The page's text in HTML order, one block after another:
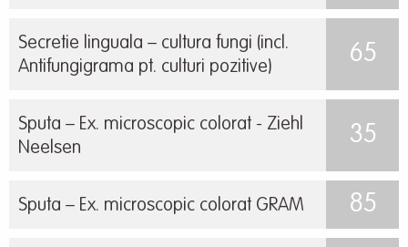
Secretie linguala – cultura fungi (incl.
Antifungigrama pt. culturi pozitive)
65
Sputa – Ex. microscopic colorat - Ziehl
Neelsen
35
Sputa – Ex. microscopic colorat GRAM 85